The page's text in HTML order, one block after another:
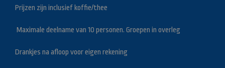
Prijzen zijn inclusief koffie/thee
Maximale deelname van 10 personen. Groepen in overleg
Drankjes na afloop voor eigen rekening